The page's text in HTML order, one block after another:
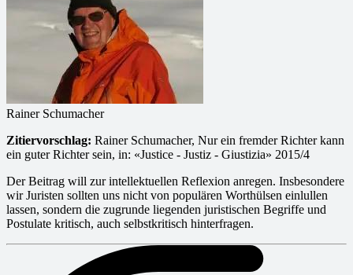
Rainer Schumacher
Zitiervorschlag: Rainer Schumacher, Nur ein fremder Richter kann
ein guter Richter sein, in: «Justice - Justiz - Giustizia» 2015/4
Der Beitrag will zur intellektuellen Reflexion anregen. Insbesondere
wir Juristen sollten uns nicht von populären Worthülsen einlullen
lassen, sondern die zugrunde liegenden juristischen Begriffe und
Postulate kritisch, auch selbstkritisch hinterfragen.